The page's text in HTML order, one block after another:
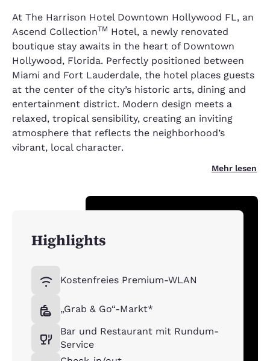
At The Harrison Hotel Downtown Hollywood FL, an
Ascend CollectionTM Hotel, a newly renovated
boutique stay awaits in the heart of Downtown
Hollywood, Florida. Perfectly positioned between
Miami and Fort Lauderdale, the hotel places guests
at the center of the city’s historic arts, dining and
entertainment district. Modern design meets a
relaxed, tropical sensibility, creating an inviting
atmosphere that reflects the neighborhood’s
vibrant, local character.
Mehr lesen
Highlights
Kostenfreies Premium-WLAN
„Grab & Go“-Markt*
Bar und Restaurant mit Rundum-
Service